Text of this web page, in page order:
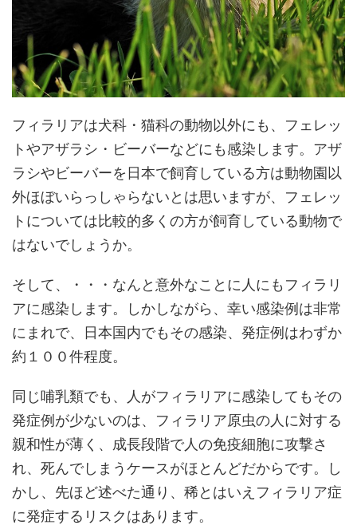
フィラリアは犬科・猫科の動物以外にも、フェレッ
トやアザラシ・ビーバーなどにも感染します。アザ
ラシやビーバーを日本で飼育している方は動物園以
外ほぼいらっしゃらないとは思いますが、フェレッ
トについては比較的多くの方が飼育している動物で
はないでしょうか。
そして、・・・なんと意外なことに人にもフィラリ
アに感染します。しかしながら、幸い感染例は非常
にまれで、日本国内でもその感染、発症例はわずか
約１００件程度。
同じ哺乳類でも、人がフィラリアに感染してもその
発症例が少ないのは、フィラリア原虫の人に対する
親和性が薄く、成長段階で人の免疫細胞に攻撃さ
れ、死んでしまうケースがほとんどだからです。し
かし、先ほど述べた通り、稀とはいえフィラリア症
に発症するリスクはあります。